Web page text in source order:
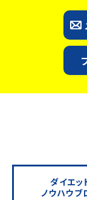
ダイエッ
ノウハウブ